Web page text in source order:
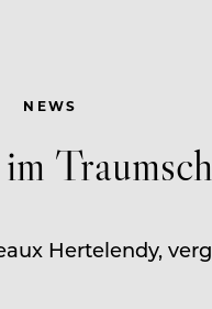
NEWS
Hertelendy,